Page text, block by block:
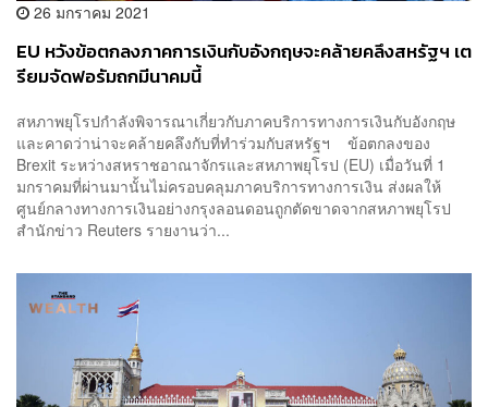
26 มกราคม 2021
EU หวังข้อตกลงภาคการเงินกับอังกฤษจะคล้ายคลึงสหรัฐฯ เต
รียมจัดฟอรัมถกมีนาคมนี้
สหภาพยุโรปกำลังพิจารณาเกี่ยวกับภาคบริการทางการเงินกับอังกฤษ
และคาดว่าน่าจะคล้ายคลึงกับที่ทำร่วมกับสหรัฐฯ ข้อตกลงของ
Brexit ระหว่างสหราชอาณาจักรและสหภาพยุโรป (EU) เมื่อวันที่ 1
มกราคมที่ผ่านมานั้นไม่ครอบคลุมภาคบริการทางการเงิน ส่งผลให้
ศูนย์กลางทางการเงินอย่างกรุงลอนดอนถูกตัดขาดจากสหภาพยุโรป
สำนักข่าว Reuters รายงานว่า...